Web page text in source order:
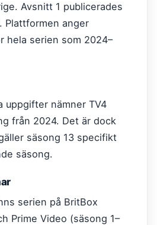
Avsnitt 1 publicerades
Plattformen anger
hela serien som 2024–
uppgifter nämner TV4
från 2024. Det är dock
säsong 13 specifikt
säsong.
serien på BritBox
Prime Video (säsong 1–